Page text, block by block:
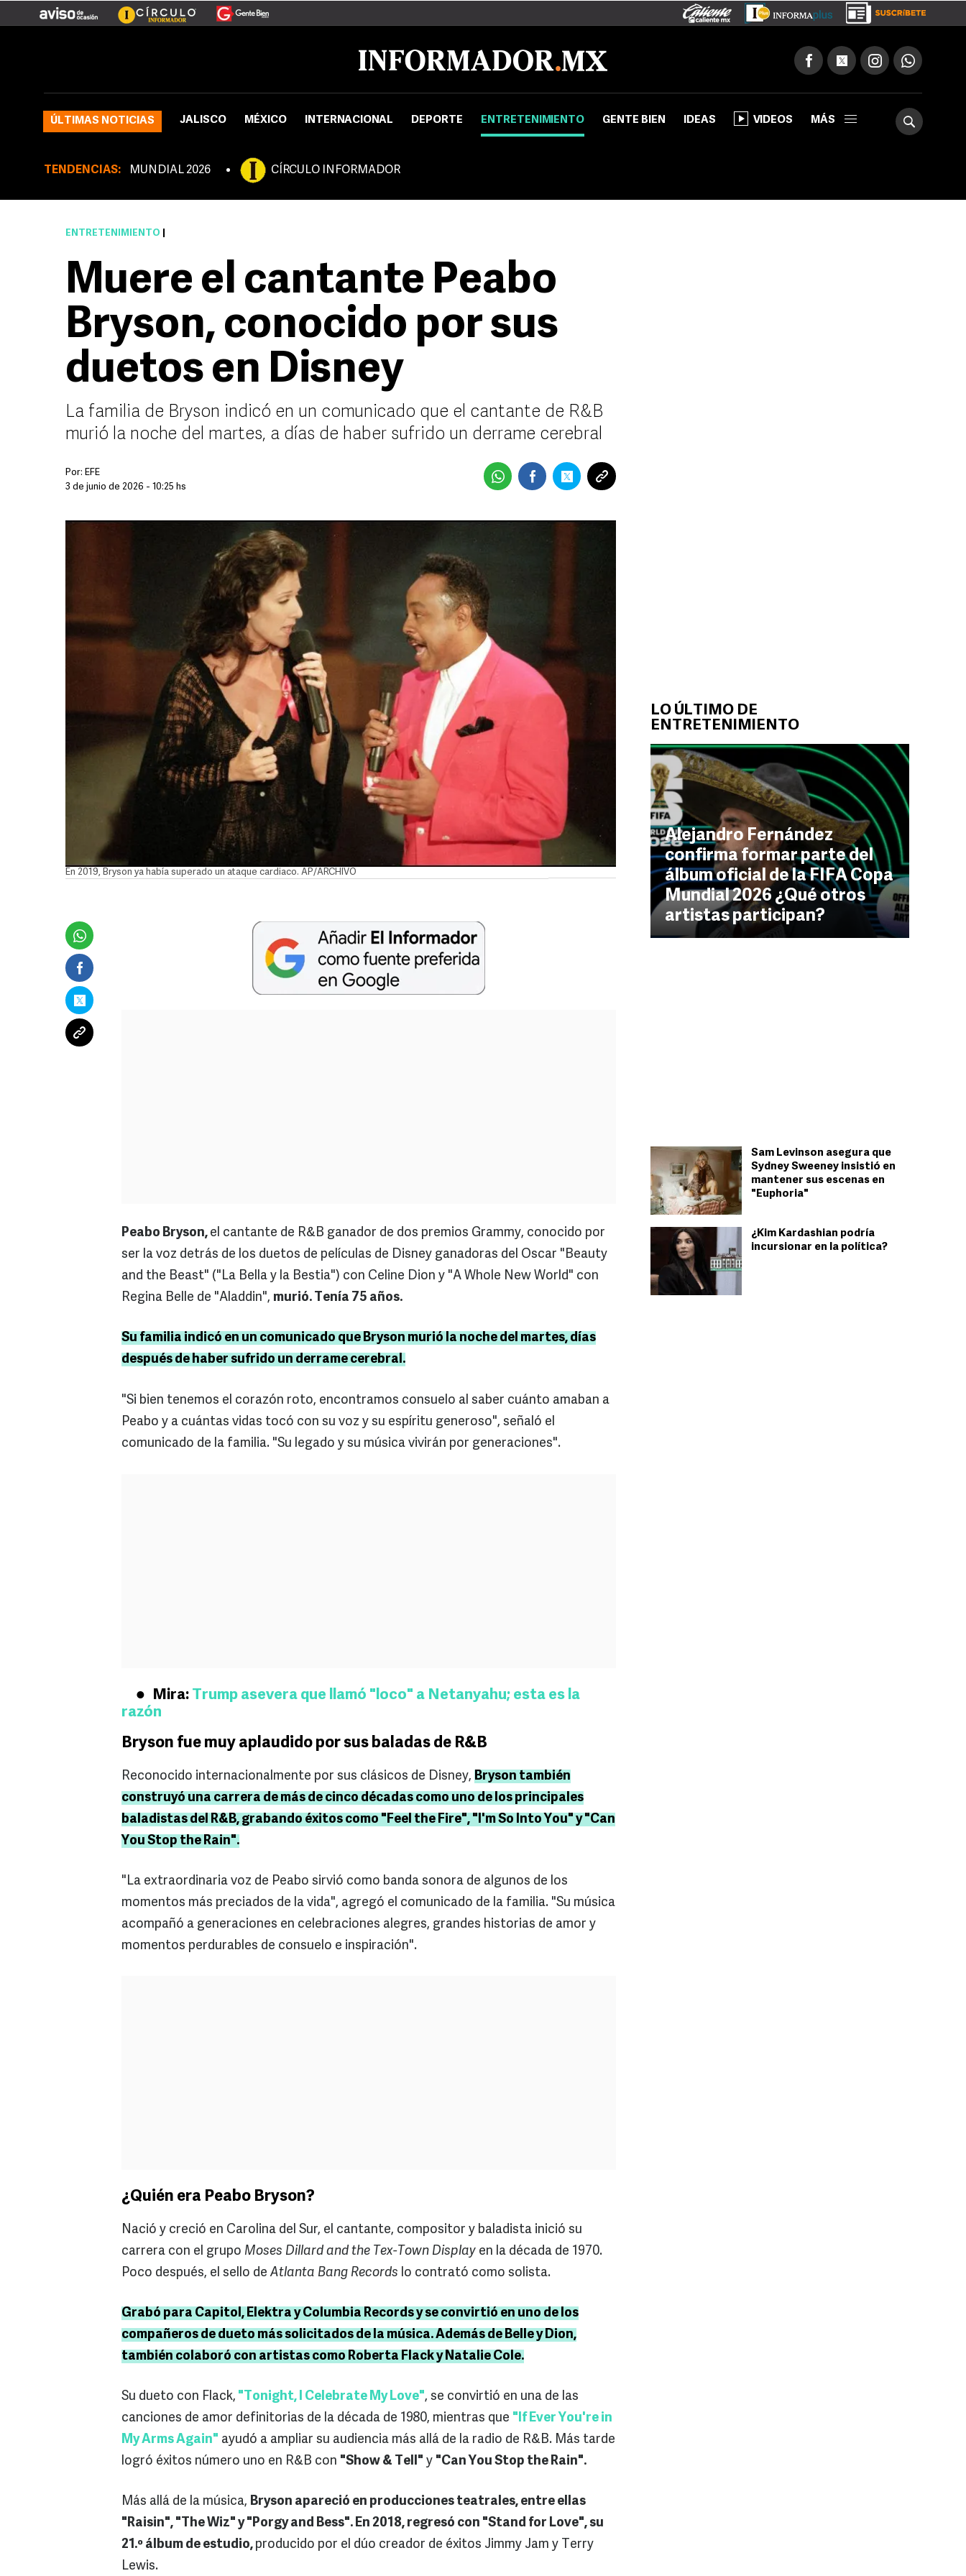
ÚLTIMAS NOTICIAS JALISCO MÉXICO INTERNACIONAL DEPORTE ENTRETENIMIENTO GENTE BIEN IDEAS VIDEOS MÁS
TENDENCIAS: MUNDIAL 2026 CÍRCULO INFORMADOR
LO ÚLTIMO DE
ENTRETENIMIENTO
Alejandro Fernández
confirma formar parte del
álbum oficial de la FIFA Copa
Mundial 2026 ¿Qué otros
artistas participan?
Sam Levinson asegura que
Sydney Sweeney insistió en
mantener sus escenas en
"Euphoria"
¿Kim Kardashian podría
incursionar en la política?
ENTRETENIMIENTO
Muere el cantante Peabo
Bryson, conocido por sus
duetos en Disney
La familia de Bryson indicó en un comunicado que el cantante de R&B
murió la noche del martes, a días de haber sufrido un derrame cerebral
Por: EFE
3 de junio de 2026 - 10:25 hs
En 2019, Bryson ya había superado un ataque cardiaco. AP/ARCHIVO
Peabo Bryson, el cantante de R&B ganador de dos premios Grammy, conocido por
ser la voz detrás de los duetos de películas de Disney ganadoras del Oscar "Beauty
and the Beast" ("La Bella y la Bestia") con Celine Dion y "A Whole New World" con
Regina Belle de "Aladdin", murió. Tenía 75 años.
Su familia indicó en un comunicado que Bryson murió la noche del martes, días
después de haber sufrido un derrame cerebral.
"Si bien tenemos el corazón roto, encontramos consuelo al saber cuánto amaban a
Peabo y a cuántas vidas tocó con su voz y su espíritu generoso", señaló el
comunicado de la familia. "Su legado y su música vivirán por generaciones".
Mira: Trump asevera que llamó "loco" a Netanyahu; esta es la
razón
Bryson fue muy aplaudido por sus baladas de R&B
Reconocido internacionalmente por sus clásicos de Disney, Bryson también
construyó una carrera de más de cinco décadas como uno de los principales
baladistas del R&B, grabando éxitos como "Feel the Fire", "I'm So Into You" y "Can
You Stop the Rain".
"La extraordinaria voz de Peabo sirvió como banda sonora de algunos de los
momentos más preciados de la vida", agregó el comunicado de la familia. "Su música
acompañó a generaciones en celebraciones alegres, grandes historias de amor y
momentos perdurables de consuelo e inspiración".
¿Quién era Peabo Bryson?
Nació y creció en Carolina del Sur, el cantante, compositor y baladista inició su
carrera con el grupo Moses Dillard and the Tex-Town Display en la década de 1970.
Poco después, el sello de Atlanta Bang Records lo contrató como solista.
Grabó para Capitol, Elektra y Columbia Records y se convirtió en uno de los
compañeros de dueto más solicitados de la música. Además de Belle y Dion,
también colaboró con artistas como Roberta Flack y Natalie Cole.
Su dueto con Flack, "Tonight, I Celebrate My Love", se convirtió en una de las
canciones de amor definitorias de la década de 1980, mientras que "If Ever You're in
My Arms Again" ayudó a ampliar su audiencia más allá de la radio de R&B. Más tarde
logró éxitos número uno en R&B con "Show & Tell" y "Can You Stop the Rain".
Más allá de la música, Bryson apareció en producciones teatrales, entre ellas
"Raisin", "The Wiz" y "Porgy and Bess". En 2018, regresó con "Stand for Love", su
21.º álbum de estudio, producido por el dúo creador de éxitos Jimmy Jam y Terry
Lewis.